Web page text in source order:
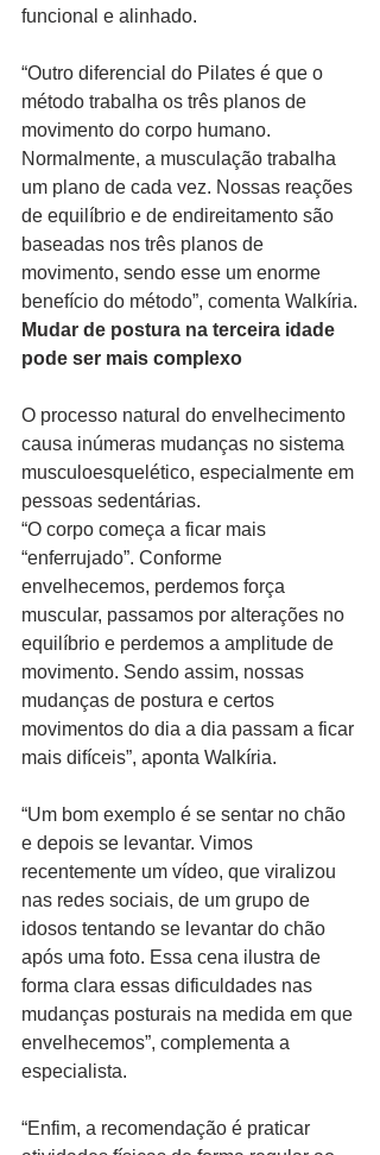
funcional e alinhado.
“Outro diferencial do Pilates é que o
método trabalha os três planos de
movimento do corpo humano.
Normalmente, a musculação trabalha
um plano de cada vez. Nossas reações
de equilíbrio e de endireitamento são
baseadas nos três planos de
movimento, sendo esse um enorme
benefício do método”, comenta Walkíria.
Mudar de postura na terceira idade
pode ser mais complexo
O processo natural do envelhecimento
causa inúmeras mudanças no sistema
musculoesquelético, especialmente em
pessoas sedentárias.
“O corpo começa a ficar mais
“enferrujado”. Conforme
envelhecemos, perdemos força
muscular, passamos por alterações no
equilíbrio e perdemos a amplitude de
movimento. Sendo assim, nossas
mudanças de postura e certos
movimentos do dia a dia passam a ficar
mais difíceis”, aponta Walkíria.
“Um bom exemplo é se sentar no chão
e depois se levantar. Vimos
recentemente um vídeo, que viralizou
nas redes sociais, de um grupo de
idosos tentando se levantar do chão
após uma foto. Essa cena ilustra de
forma clara essas dificuldades nas
mudanças posturais na medida em que
envelhecemos”, complementa a
especialista.
“Enfim, a recomendação é praticar